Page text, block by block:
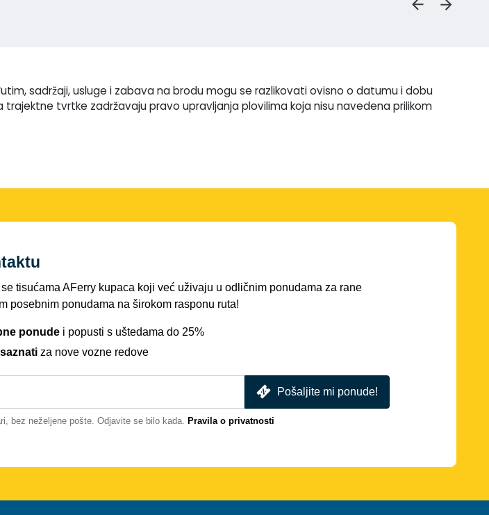
sadržaji, usluge i zabava na brodu mogu se razlikovati ovisno o datumu i dobu
tvrtke zadržavaju pravo upravljanja plovilima koja nisu navedena prilikom
tisućama AFerry kupaca koji već uživaju u odličnim ponudama za rane
posebnim ponudama na širokom rasponu ruta!
ponude i popusti s uštedama do 25%
za nove vozne redove
Pošaljite mi ponude!
bez neželjene pošte. Odjavite se bilo kada. Pravila o privatnosti